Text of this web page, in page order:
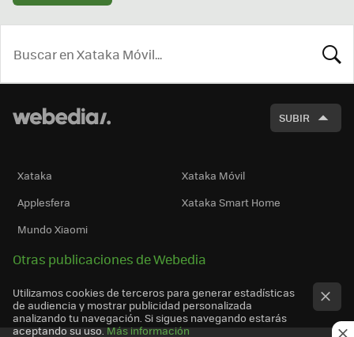
SUBIR
Xataka
Xataka Móvil
Applesfera
Xataka Smart Home
Mundo Xiaomi
Otras publicaciones de Webedia
Utilizamos cookies de terceros para generar estadísticas
de audiencia y mostrar publicidad personalizada
analizando tu navegación. Si sigues navegando estarás
aceptando su uso. Más información